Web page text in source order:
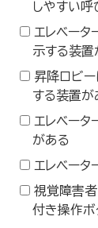
しやすい呼
エレベー
示する装置
昇降ロビ
する装置が
エレベー
がある
エレベー
視覚障害
付き操作ボ